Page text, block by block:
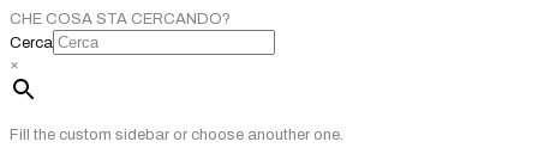
CHE COSA STA CERCANDO?
Cerca
×
Fill the custom sidebar or choose anouther one.